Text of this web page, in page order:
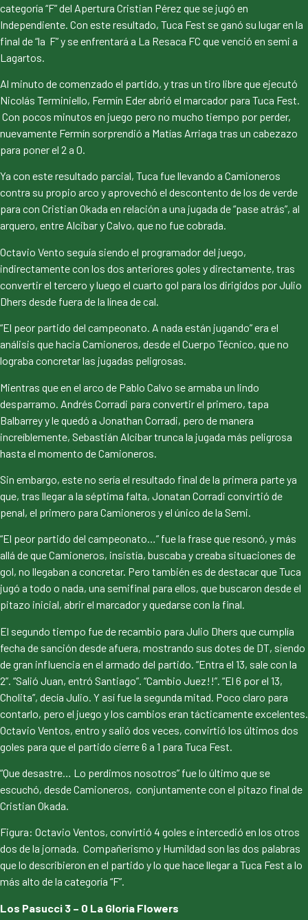
categoría “F” del Apertura Cristian Pérez que se jugó en
Independiente. Con este resultado, Tuca Fest se ganó su lugar en la
final de “la F” y se enfrentará a La Resaca FC que venció en semi a
Lagartos.
Al minuto de comenzado el partido, y tras un tiro libre que ejecutó
Nicolás Terminiello, Fermín Eder abrió el marcador para Tuca Fest.
Con pocos minutos en juego pero no mucho tiempo por perder,
nuevamente Fermín sorprendió a Matías Arriaga tras un cabezazo
para poner el 2 a 0.
Ya con este resultado parcial, Tuca fue llevando a Camioneros
contra su propio arco y aprovechó el descontento de los de verde
para con Cristian Okada en relación a una jugada de “pase atrás”, al
arquero, entre Alcibar y Calvo, que no fue cobrada.
Octavio Vento seguía siendo el programador del juego,
indirectamente con los dos anteriores goles y directamente, tras
convertir el tercero y luego el cuarto gol para los dirigidos por Julio
Dhers desde fuera de la línea de cal.
“El peor partido del campeonato. A nada están jugando” era el
análisis que hacia Camioneros, desde el Cuerpo Técnico, que no
lograba concretar las jugadas peligrosas.
Mientras que en el arco de Pablo Calvo se armaba un lindo
desparramo. Andrés Corradi para convertir el primero, tapa
Balbarrey y le quedó a Jonathan Corradi, pero de manera
increíblemente, Sebastián Alcibar trunca la jugada más peligrosa
hasta el momento de Camioneros.
Sin embargo, este no sería el resultado final de la primera parte ya
que, tras llegar a la séptima falta, Jonatan Corradi convirtió de
penal, el primero para Camioneros y el único de la Semi.
“El peor partido del campeonato…” fue la frase que resonó, y más
allá de que Camioneros, insistía, buscaba y creaba situaciones de
gol, no llegaban a concretar. Pero también es de destacar que Tuca
jugó a todo o nada, una semifinal para ellos, que buscaron desde el
pitazo inicial, abrir el marcador y quedarse con la final.
El segundo tiempo fue de recambio para Julio Dhers que cumplía
fecha de sanción desde afuera, mostrando sus dotes de DT, siendo
de gran influencia en el armado del partido. “Entra el 13, sale con la
2”. “Salió Juan, entró Santiago”. “Cambio Juez!!”. “El 6 por el 13,
Cholita”, decía Julio. Y así fue la segunda mitad. Poco claro para
contarlo, pero el juego y los cambios eran tácticamente excelentes.
Octavio Ventos, entro y salió dos veces, convirtió los últimos dos
goles para que el partido cierre 6 a 1 para Tuca Fest.
“Que desastre… Lo perdimos nosotros” fue lo último que se
escuchó, desde Camioneros, conjuntamente con el pitazo final de
Cristian Okada.
Figura: Octavio Ventos, convirtió 4 goles e intercedió en los otros
dos de la jornada. Compañerismo y Humildad son las dos palabras
que lo describieron en el partido y lo que hace llegar a Tuca Fest a lo
más alto de la categoría “F”.
Los Pasucci 3 – 0 La Gloria Flowers